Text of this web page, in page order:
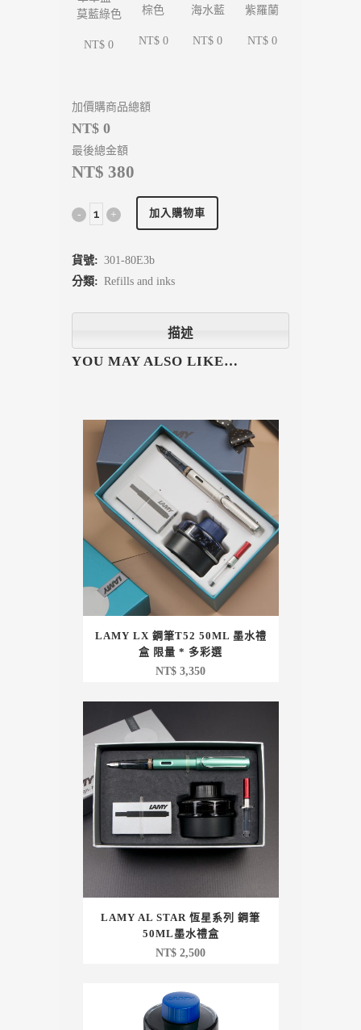
莫藍綠色
NT$ 0
棕色
NT$ 0
海水藍
NT$ 0
紫羅蘭
NT$ 0
加價購商品總額
NT$ 0
最後總金額
NT$ 380
加入購物車
貨號: 301-80E3b
分類: Refills and inks
描述
YOU MAY ALSO LIKE…
LAMY LX 鋼筆T52 50ML 墨水禮
盒 限量 * 多彩選
NT$ 3,350
LAMY AL STAR 恆星系列 鋼筆
50ML墨水禮盒
NT$ 2,500